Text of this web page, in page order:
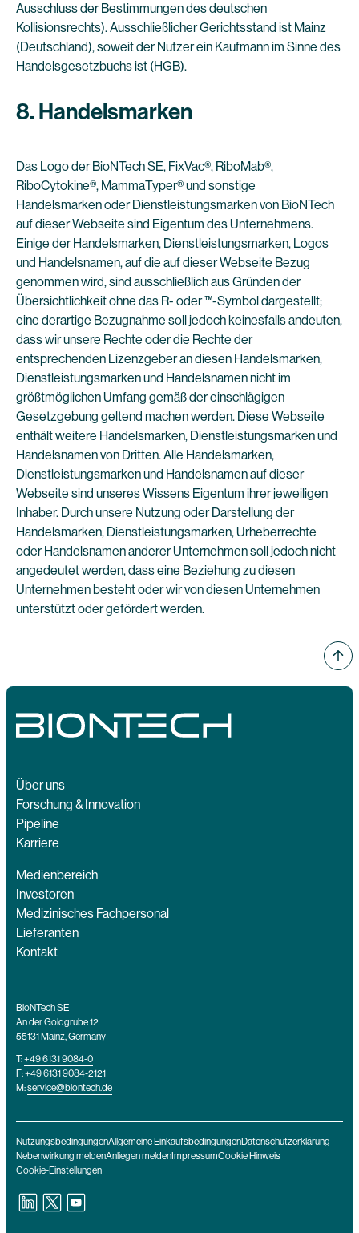
Ausschluss der Bestimmungen des deutschen
Kollisionsrechts). Ausschließlicher Gerichtsstand ist Mainz
(Deutschland), soweit der Nutzer ein Kaufmann im Sinne des
Handelsgesetzbuchs ist (HGB).
8. Handelsmarken
Das Logo der BioNTech SE, FixVac®, RiboMab®,
RiboCytokine®, MammaTyper® und sonstige
Handelsmarken oder Dienstleistungsmarken von BioNTech
auf dieser Webseite sind Eigentum des Unternehmens.
Einige der Handelsmarken, Dienstleistungsmarken, Logos
und Handelsnamen, auf die auf dieser Webseite Bezug
genommen wird, sind ausschließlich aus Gründen der
Übersichtlichkeit ohne das R- oder ™-Symbol dargestellt;
eine derartige Bezugnahme soll jedoch keinesfalls andeuten,
dass wir unsere Rechte oder die Rechte der
entsprechenden Lizenzgeber an diesen Handelsmarken,
Dienstleistungsmarken und Handelsnamen nicht im
größtmöglichen Umfang gemäß der einschlägigen
Gesetzgebung geltend machen werden. Diese Webseite
enthält weitere Handelsmarken, Dienstleistungsmarken und
Handelsnamen von Dritten. Alle Handelsmarken,
Dienstleistungsmarken und Handelsnamen auf dieser
Webseite sind unseres Wissens Eigentum ihrer jeweiligen
Inhaber. Durch unsere Nutzung oder Darstellung der
Handelsmarken, Dienstleistungsmarken, Urheberrechte
oder Handelsnamen anderer Unternehmen soll jedoch nicht
angedeutet werden, dass eine Beziehung zu diesen
Unternehmen besteht oder wir von diesen Unternehmen
unterstützt oder gefördert werden.
Über uns
Forschung & Innovation
Pipeline
Karriere
Medienbereich
Investoren
Medizinisches Fachpersonal
Lieferanten
Kontakt
BioNTech SE
An der Goldgrube 12
55131 Mainz, Germany
T:+49 6131 9084-0
F: +49 6131 9084-2121
M:service@biontech.de
NutzungsbedingungenAllgemeine EinkaufsbedingungenDatenschutzerklärung
Nebenwirkung meldenAnliegen melden ImpressumCookie Hinweis
Cookie-Einstellungen